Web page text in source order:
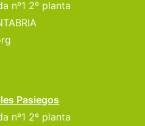
nº1 2º planta
Pasiegos
nº1 2º planta